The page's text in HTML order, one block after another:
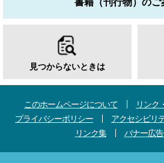
書籍（刊行物）のご
見つからないときは
このホームページについて
リンク
プライバシーポリシー
アクセシビリ
リンク集
バナー広